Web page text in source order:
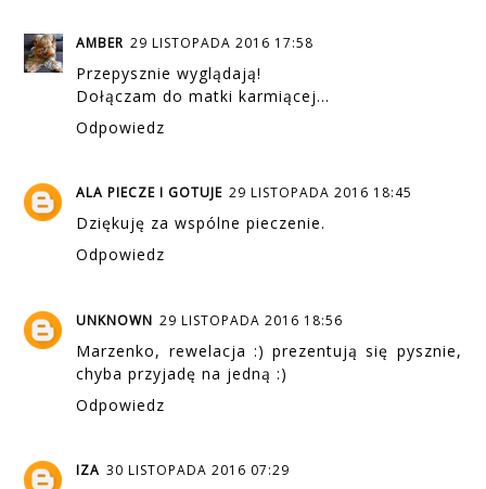
AMBER 29 LISTOPADA 2016 17:58
Przepysznie wyglądają!
Dołączam do matki karmiącej...
Odpowiedz
ALA PIECZE I GOTUJE 29 LISTOPADA 2016 18:45
Dziękuję za wspólne pieczenie.
Odpowiedz
UNKNOWN 29 LISTOPADA 2016 18:56
Marzenko, rewelacja :) prezentują się pysznie,
chyba przyjadę na jedną :)
Odpowiedz
IZA 30 LISTOPADA 2016 07:29